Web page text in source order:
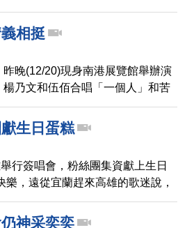
相挺
晚(12/20)現身南港展覽館舉辦演
乃文和伍佰合唱「一個人」和苦
唱會，讓許多到場的歌迷都大呼
生日蛋糕
行簽唱會，粉絲團集資獻上生日
，遠從宜蘭趕來高雄的歌迷說，
。
神采奕奕